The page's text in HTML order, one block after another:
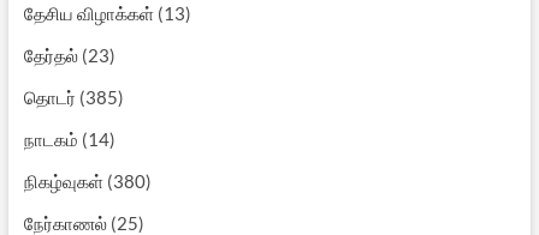
தேசிய விழாக்கள்(13)
தேர்தல்(23)
தொடர் (385)
நாடகம் (14)
நிகழ்வுகள்(380)
நேர்காணல்(25)